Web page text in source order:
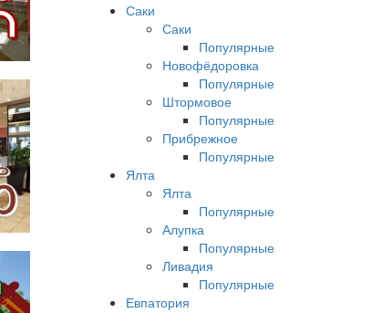
Саки
Саки
Популярные
Новофёдоровка
Популярные
Штормовое
Популярные
Прибрежное
Популярные
Ялта
Ялта
Популярные
Алупка
Популярные
Ливадия
Популярные
Евпатория